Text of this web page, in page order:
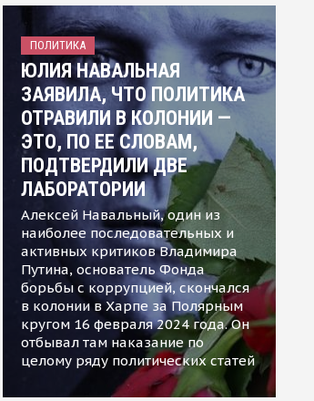
ПОЛИТИКА
ЮЛИЯ НАВАЛЬНАЯ
ЗАЯВИЛА, ЧТО ПОЛИТИКА
ОТРАВИЛИ В КОЛОНИИ —
ЭТО, ПО ЕЕ СЛОВАМ,
ПОДТВЕРДИЛИ ДВЕ
ЛАБОРАТОРИИ
Алексей Навальный, один из
наиболее последовательных и
активных критиков Владимира
Путина, основатель Фонда
борьбы с коррупцией, скончался
в колонии в Харпе за Полярным
кругом 16 февраля 2024 года. Он
отбывал там наказание по
целому ряду политических статей